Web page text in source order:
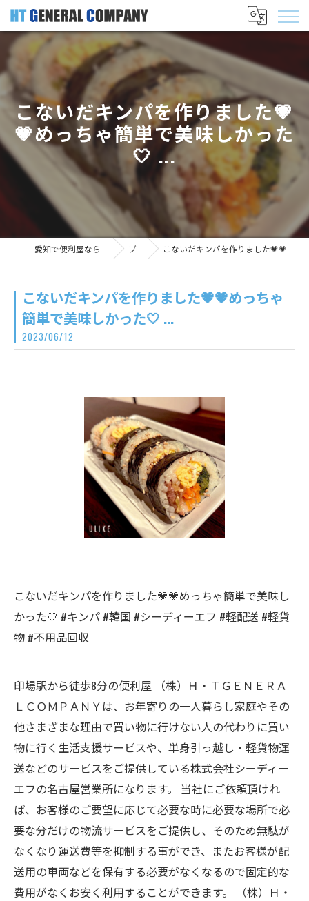
こないだキンパを作りました💗
💗めっちゃ簡単で美味しかった
🤍 ...
ブログ こないだキンパを作りました💗💗めっちゃ簡単で美味しかった🤍 ...
こないだキンパを作りました💗💗めっちゃ
簡単で美味しかった🤍 ...
2023/06/12
こないだキンパを作りました💗💗めっちゃ簡単で美味し
かった🤍 #キンパ #韓国 #シーディーエフ #軽配送 #軽貨
物 #不用品回収
印場駅から徒歩8分の便利屋 （株）Ｈ・ＴＧＥＮＥＲＡ
ＬＣＯＭＰＡＮＹは、お年寄りの一人暮らし家庭やその
他さまざまな理由で買い物に行けない人の代わりに買い
物に行く生活支援サービスや、単身引っ越し・軽貨物運
送などのサービスをご提供している株式会社シーディー
エフの名古屋営業所になります。 当社にご依頼頂けれ
ば、お客様のご要望に応じて必要な時に必要な場所で必
要な分だけの物流サービスをご提供し、そのため無駄が
なくなり運送費等を抑制する事ができ、またお客様が配
送用の車両などを保有する必要がなくなるので固定的な
費用がなくお安く利用することができます。 （株）Ｈ・